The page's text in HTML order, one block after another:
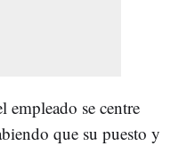
empleado se centre
que su puesto y